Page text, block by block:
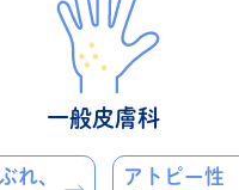
一般皮膚科
れ、
アトピー性